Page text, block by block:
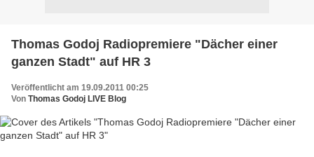
Thomas Godoj Radiopremiere "Dächer einer
ganzen Stadt" auf HR 3
Veröffentlicht am 19.09.2011 00:25
Von Thomas Godoj LIVE Blog